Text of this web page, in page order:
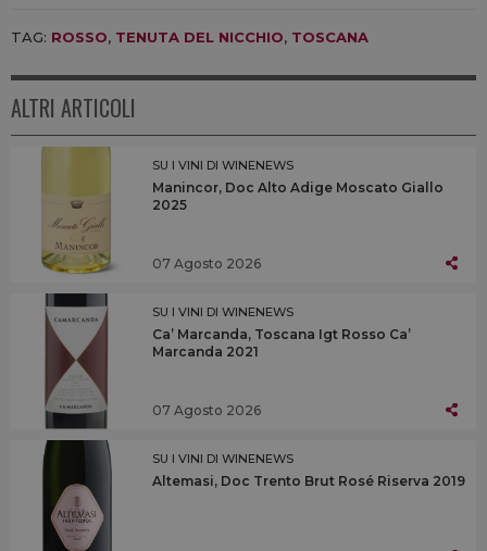
TAG: ROSSO, TENUTA DEL NICCHIO, TOSCANA
ALTRI ARTICOLI
SU I VINI DI WINENEWS
Manincor, Doc Alto Adige Moscato Giallo
2025
07 Agosto 2026
SU I VINI DI WINENEWS
Ca’ Marcanda, Toscana Igt Rosso Ca’
Marcanda 2021
07 Agosto 2026
SU I VINI DI WINENEWS
Altemasi, Doc Trento Brut Rosé Riserva 2019